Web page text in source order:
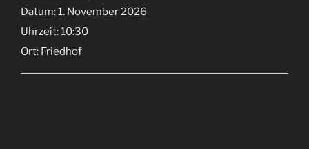
Datum:1. November 2026
Uhrzeit:10:30
Ort: Friedhof